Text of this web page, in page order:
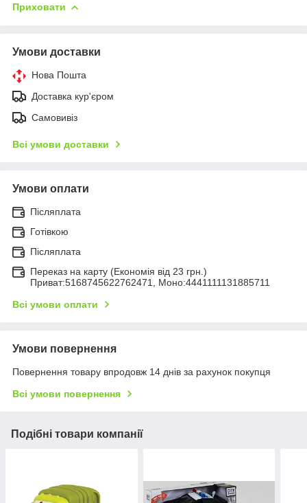
Приховати
Умови доставки
Нова Пошта
Доставка кур'єром
Самовивіз
Всі умови доставки
Умови оплати
Післяплата
Готівкою
Післяплата
Переказ на карту (Економія від 23 грн.)
Приват:5168745622762471, Моно:4441111131885711
Всі умови оплати
Умови повернення
Повернення товару впродовж 14 днів за рахунок покупця
Всі умови повернення
Подібні товари компанії